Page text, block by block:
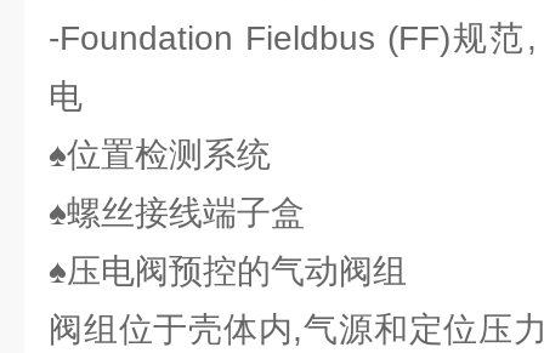
-Foundation Fieldbus (FF)规范
电
♠位置检测系统
♠螺丝接线端子盒
♠压电阀预控的气动阀组
阀组位于壳体内,气源和定位压